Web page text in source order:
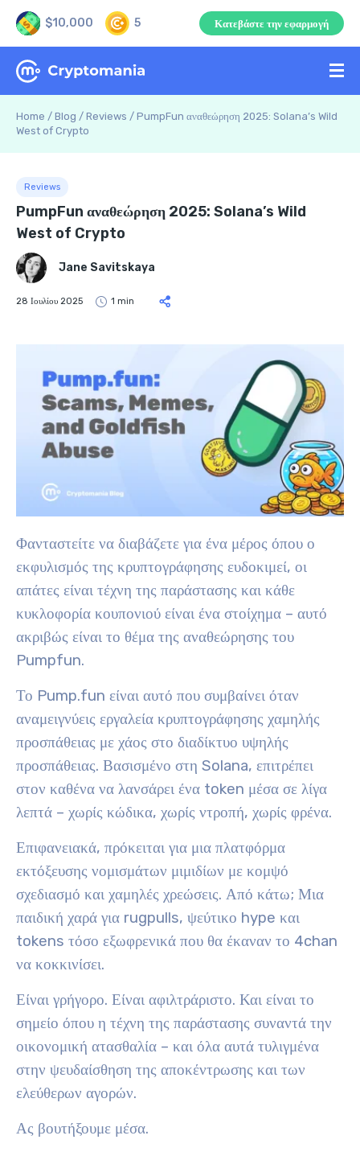
$10,000 5 Κατεβάστε την εφαρμογή
Home / Blog / Reviews / PumpFun αναθεώρηση 2025: Solana’s Wild
West of Crypto
Reviews
PumpFun αναθεώρηση 2025: Solana’s Wild
West of Crypto
Jane Savitskaya
28 Ιουλίου 2025 1 min
Φανταστείτε να διαβάζετε για ένα μέρος όπου ο
εκφυλισμός της κρυπτογράφησης ευδοκιμεί, οι
απάτες είναι τέχνη της παράστασης και κάθε
κυκλοφορία κουπονιού είναι ένα στοίχημα – αυτό
ακριβώς είναι το θέμα της αναθεώρησης του
Pumpfun.
Το Pump.fun είναι αυτό που συμβαίνει όταν
αναμειγνύεις εργαλεία κρυπτογράφησης χαμηλής
προσπάθειας με χάος στο διαδίκτυο υψηλής
προσπάθειας. Βασισμένο στη Solana, επιτρέπει
στον καθένα να λανσάρει ένα token μέσα σε λίγα
λεπτά – χωρίς κώδικα, χωρίς ντροπή, χωρίς φρένα.
Επιφανειακά, πρόκειται για μια πλατφόρμα
εκτόξευσης νομισμάτων μιμιδίων με κομψό
σχεδιασμό και χαμηλές χρεώσεις. Από κάτω; Μια
παιδική χαρά για rugpulls, ψεύτικο hype και
tokens τόσο εξωφρενικά που θα έκαναν το 4chan
να κοκκινίσει.
Είναι γρήγορο. Είναι αφιλτράριστο. Και είναι το
σημείο όπου η τέχνη της παράστασης συναντά την
οικονομική ατασθαλία – και όλα αυτά τυλιγμένα
στην ψευδαίσθηση της αποκέντρωσης και των
ελεύθερων αγορών.
Ας βουτήξουμε μέσα.